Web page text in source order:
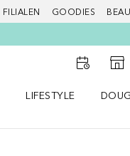
FILIALEN GOODIES
LIFESTYLE